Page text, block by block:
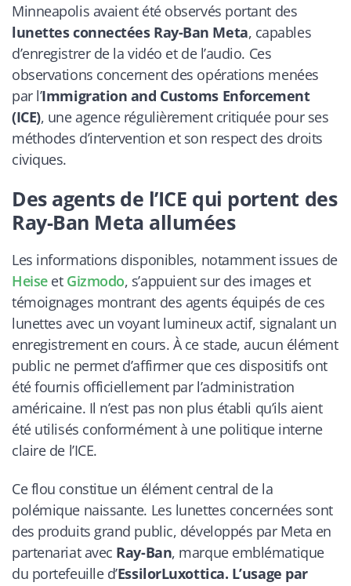
Minneapolis avaient été observés portant des
lunettes connectées Ray-Ban Meta, capables
d’enregistrer de la vidéo et de l’audio. Ces
observations concernent des opérations menées
par l’Immigration and Customs Enforcement
(ICE), une agence régulièrement critiquée pour ses
méthodes d’intervention et son respect des droits
civiques.
Des agents de l’ICE qui portent des
Ray-Ban Meta allumées
Les informations disponibles, notamment issues de
Heiseet Gizmodo, s’appuient sur des images et
témoignages montrant des agents équipés de ces
lunettes avec un voyant lumineux actif, signalant un
enregistrement en cours. À ce stade, aucun élément
public ne permet d’affirmer que ces dispositifs ont
été fournis officiellement par l’administration
américaine. Il n’est pas non plus établi qu’ils aient
été utilisés conformément à une politique interne
claire de l’ICE.
Ce flou constitue un élément central de la
polémique naissante. Les lunettes concernées sont
des produits grand public, développés par Meta en
partenariat avec Ray-Ban, marque emblématique
du portefeuille d’EssilorLuxottica. L’usage par